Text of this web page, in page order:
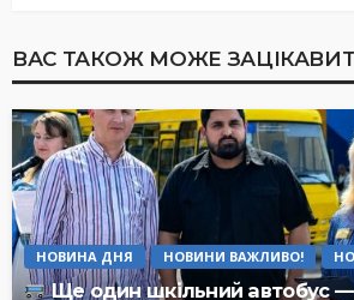
ВАС ТАКОЖ МОЖЕ
НОВИНА ДНЯ НОВИНИ ВАЖЛИВО!
Ще один шкільний автобус —